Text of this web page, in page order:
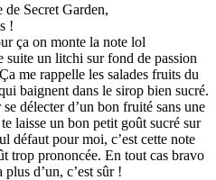
de Secret Garden,
!
ça on monte la note lol
suite un litchi sur fond de passion
me rappelle les salades fruits du
baignent dans le sirop bien sucré.
délecter d’un bon fruité sans une
laisse un bon petit goût sucré sur
défaut pour moi, c’est cette note
trop prononcée. En tout cas bravo
d’un, c’est sûr !